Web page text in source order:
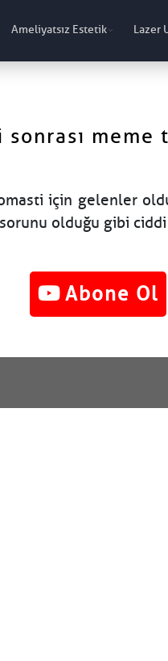
Ameliyatsız Estetik Lazer
için gelenler
olduğu gibi
Abone Ol